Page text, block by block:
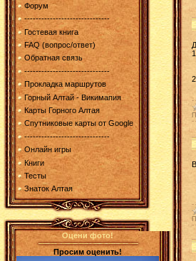
Форум
------------------------------
Гостевая книга
FAQ (вопрос/ответ)
Обратная связь
------------------------------
Прокладка маршрутов
Горный Алтай - Викимапия
Карты Горного Алтая
Спутниковые карты от Google
------------------------------
Онлайн игры
Книги
Тесты
Знаток Алтая
Оцени фото!
Просим оценить!